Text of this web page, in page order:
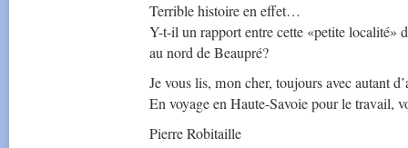
Terrible histoire en effet…
Y-t-il un rapport entre cette «petite localité»
au nord de Beaupré?
Je vous lis, mon cher, toujours avec autant
En voyage en Haute-Savoie pour le travail,
Pierre Robitaille